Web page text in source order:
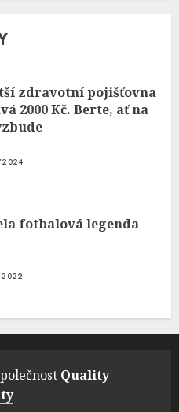
zdravotní pojišťovna
2000 Kč. Berte, ať na
fotbalová legenda
Quality